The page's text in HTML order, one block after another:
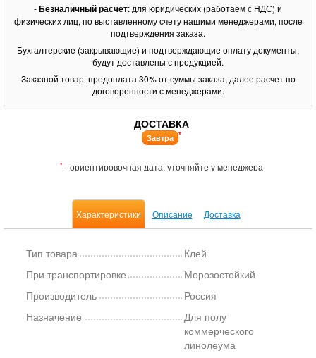
-Безналичный расчет: для юридических (работаем с НДС) и
физических лиц, по выставленному счету нашими менеджерами, после
подтверждения заказа.
Бухгалтерские (закрывающие) и подтверждающие оплату документы,
будут доставлены с продукцией.
Заказной товар: предоплата 30% от суммы заказа, далее расчет по
договоренности с менеджерами.
ДОСТАВКА
Завтра *
* - ориентировочная дата, уточняйте у менеджера
Характеристики Описание Доставка
Тип товара
Клей
При транспортировке
Морозостойкий
Производитель
Россия
Назначение
Для полу
коммерческого
линолеума